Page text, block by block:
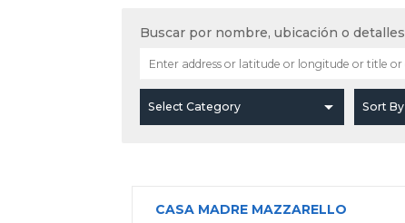
Buscar por nombre, ubicación o detalles
CASA MADRE MAZZARELLO